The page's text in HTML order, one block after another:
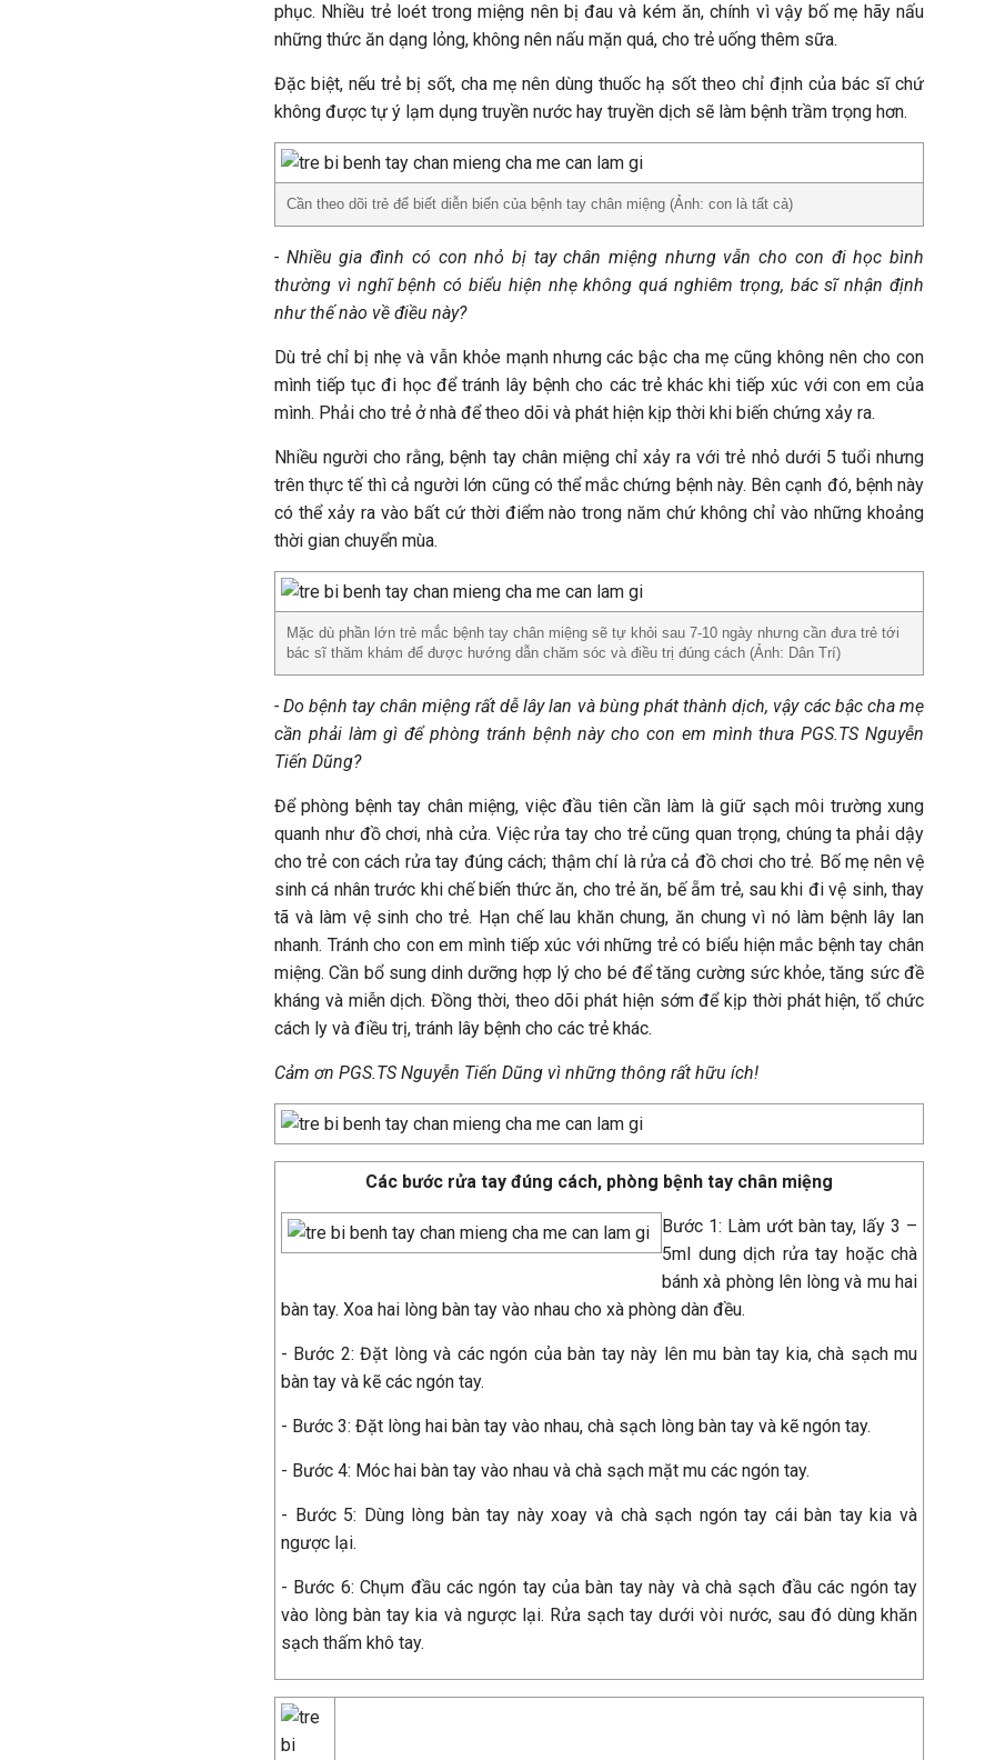
phục. Nhiều trẻ loét trong miệng nên bị đau và kém ăn, chính vì vậy bố mẹ hãy nấu
những thức ăn dạng lỏng, không nên nấu mặn quá, cho trẻ uống thêm sữa.
Đặc biệt, nếu trẻ bị sốt, cha mẹ nên dùng thuốc hạ sốt theo chỉ định của bác sĩ chứ
không được tự ý lạm dụng truyền nước hay truyền dịch sẽ làm bệnh trầm trọng hơn.
Cần theo dõi trẻ để biết diễn biến của bệnh tay chân miệng (Ảnh: con là tất cả)
- Nhiều gia đình có con nhỏ bị tay chân miệng nhưng vẫn cho con đi học bình
thường vì nghĩ bệnh có biểu hiện nhẹ không quá nghiêm trọng, bác sĩ nhận định
như thế nào về điều này?
Dù trẻ chỉ bị nhẹ và vẫn khỏe mạnh nhưng các bậc cha mẹ cũng không nên cho con
mình tiếp tục đi học để tránh lây bệnh cho các trẻ khác khi tiếp xúc với con em của
mình. Phải cho trẻ ở nhà để theo dõi và phát hiện kịp thời khi biến chứng xảy ra.
Nhiều người cho rằng, bệnh tay chân miệng chỉ xảy ra với trẻ nhỏ dưới 5 tuổi nhưng
trên thực tế thì cả người lớn cũng có thể mắc chứng bệnh này. Bên cạnh đó, bệnh này
có thể xảy ra vào bất cứ thời điểm nào trong năm chứ không chỉ vào những khoảng
thời gian chuyển mùa.
Mặc dù phần lớn trẻ mắc bệnh tay chân miệng sẽ tự khỏi sau 7-10 ngày nhưng cần đưa trẻ tới
bác sĩ thăm khám để được hướng dẫn chăm sóc và điều trị đúng cách (Ảnh: Dân Trí)
- Do bệnh tay chân miệng rất dễ lây lan và bùng phát thành dịch, vậy các bậc cha mẹ
cần phải làm gì để phòng tránh bệnh này cho con em mình thưaPGS.TS Nguyễn
Tiến Dũng?
Để phòng bệnh tay chân miệng, việc đầu tiên cần làm là giữ sạch môi trường xung
quanh như đồ chơi, nhà cửa. Việc rửa tay cho trẻ cũng quan trọng, chúng ta phải dậy
cho trẻ con cách rửa tay đúng cách; thậm chí là rửa cả đồ chơi cho trẻ. Bố mẹ nên vệ
sinh cá nhân trước khi chế biến thức ăn, cho trẻ ăn, bế ẵm trẻ, sau khi đi vệ sinh, thay
tã và làm vệ sinh cho trẻ. Hạn chế lau khăn chung, ăn chung vì nó làm bệnh lây lan
nhanh. Tránh cho con em mình tiếp xúc với những trẻ có biểu hiện mắc bệnh tay chân
miệng. Cần bổ sung dinh dưỡng hợp lý cho bé để tăng cường sức khỏe, tăng sức đề
kháng và miễn dịch. Đồng thời, theo dõi phát hiện sớm để kịp thời phát hiện, tổ chức
cách ly và điều trị, tránh lây bệnh cho các trẻ khác.
Cảm ơn PGS.TS Nguyễn Tiến Dũng vì những thông rất hữu ích!
Các bước rửa tay đúng cách, phòng bệnh tay chân miệng
Bước 1: Làm ướt bàn tay, lấy 3 –
5ml dung dịch rửa tay hoặc chà
bánh xà phòng lên lòng và mu hai
bàn tay. Xoa hai lòng bàn tay vào nhau cho xà phòng dàn đều.
- Bước 2: Đặt lòng và các ngón của bàn tay này lên mu bàn tay kia, chà sạch mu
bàn tay và kẽ các ngón tay.
- Bước 3: Đặt lòng hai bàn tay vào nhau, chà sạch lòng bàn tay và kẽ ngón tay.
- Bước 4: Móc hai bàn tay vào nhau và chà sạch mặt mu các ngón tay.
- Bước 5: Dùng lòng bàn tay này xoay và chà sạch ngón tay cái bàn tay kia và
ngược lại.
- Bước 6: Chụm đầu các ngón tay của bàn tay này và chà sạch đầu các ngón tay
vào lòng bàn tay kia và ngược lại. Rửa sạch tay dưới vòi nước, sau đó dùng khăn
sạch thấm khô tay.